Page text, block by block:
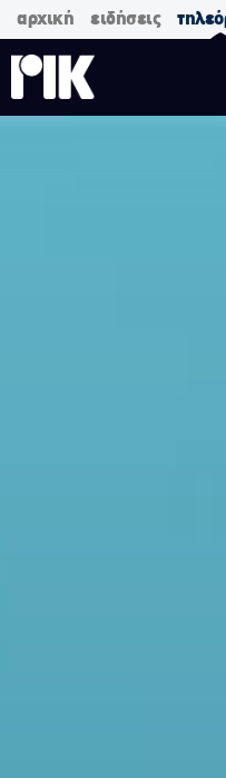
αρχική ειδήσεις